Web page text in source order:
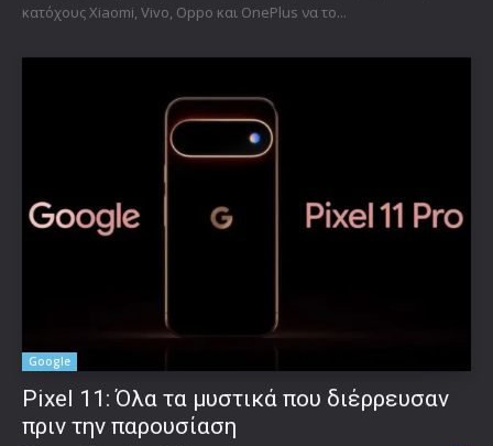
κατόχους Xiaomi, Vivo, Oppo και OnePlus να το...
Google
Pixel 11: Όλα τα μυστικά που διέρρευσαν
πριν την παρουσίαση